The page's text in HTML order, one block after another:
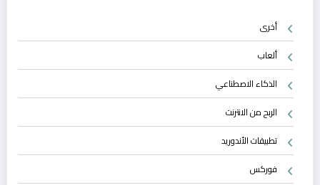
أخرى
ألعاب
الذكاء الاصطناعي
الربح من الانترنت
تطبيقات الأندوريد
فوركس